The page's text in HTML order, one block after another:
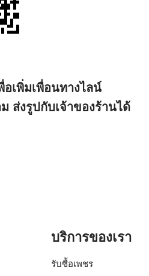
เพิ่มเพื่อนทางไลน์
ส่งรูปกับเจ้าของร้านได้
บริการของเรา
รับซื้อเพชร